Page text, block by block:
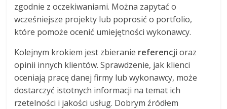
zgodnie z oczekiwaniami. Można zapytać o
wcześniejsze projekty lub poprosić o portfolio,
które pomoże ocenić umiejętności wykonawcy.
Kolejnym krokiem jest zbieranie referencji oraz
opinii innych klientów. Sprawdzenie, jak klienci
oceniają pracę danej firmy lub wykonawcy, może
dostarczyć istotnych informacji na temat ich
rzetelności i jakości usług. Dobrym źródłem